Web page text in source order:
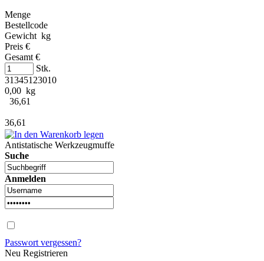
Menge
Bestellcode
Gewicht kg
Preis €
Gesamt €
Stk.
31345123010
0,00 kg
36,61
36,61
Antistatische Werkzeugmuffe
Suche
Anmelden
Passwort vergessen?
Neu Registrieren